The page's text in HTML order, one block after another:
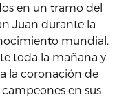
en un tramo del
Juan durante la
mundial,
toda la mañana y
la coronación de
en sus